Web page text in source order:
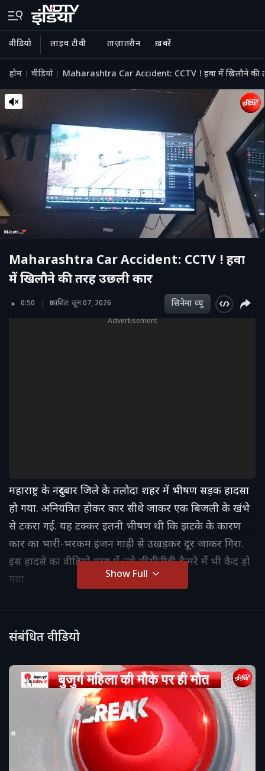
वीडियो लाइव टीवी ताज़ातरीन ख़बरें
होम वीडियो Maharashtra Car Accident: CCTV ! हवा में खिलौने की
Maharashtra Car Accident: CCTV ! हवा
में खिलौने की तरह उछली कार
0:50 प्रकाशित: जून 07, 2026 सिनेमा व्‍यू
Advertisement
महाराष्ट्र के नंदुरबार जिले के तलोदा शहर में भीषण सड़क हादसा
हो गया. अनियंत्रित होकर कार सीधे जाकर एक बिजली के खंभे
से टकरा गई. यह टक्कर इतनी भीषण थी कि झटके के कारण
कार का भारी-भरकम इंजन गाड़ी से उखड़कर दूर जाकर गिरा.
इस हादसे का वीडियो पास में लगे सीसीटीवी कैमरे में भी कैद हो
गया.
Show Full
संबंधित वीडियो